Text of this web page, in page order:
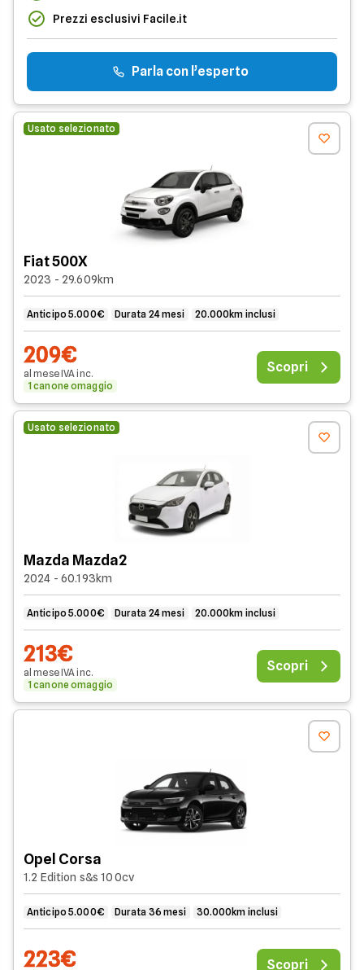
Prezzi esclusivi Facile.it
Parla con l’esperto
Usato selezionato
Fiat 500X
2023 - 29.609km
Anticipo 5.000€ Durata 24 mesi 20.000km inclusi
209€
al meseIVAinc.
1 canone omaggio
Scopri
Usato selezionato
Mazda Mazda2
2024 - 60.193km
Anticipo 5.000€ Durata 24 mesi 20.000km inclusi
213€
al meseIVAinc.
1 canone omaggio
Scopri
Opel Corsa
1.2 Edition s&s 100cv
Anticipo 5.000€ Durata 36 mesi 30.000km inclusi
223€ Scopri